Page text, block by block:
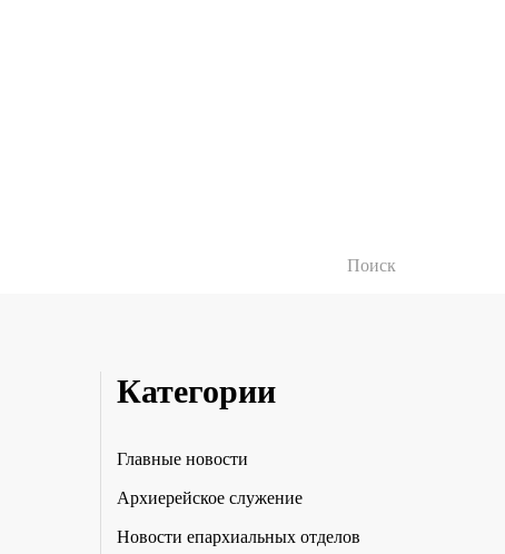
Категории
Главные новости
Архиерейское служение
Новости епархиальных отделов